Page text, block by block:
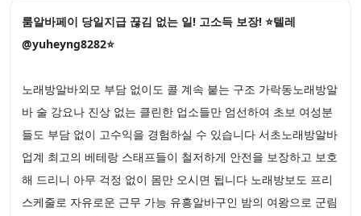
룸알바페이 당일지급 끊김 없는 일! 고소득 보장! ⭐텔레
@yuheyng8282⭐
노래방알바외모 부담 없이도 콜 계속 붙는 구조 가락동노래방알
바 술 강요나 진상 없는 클린한 업소들만 엄선하여 초보 여성분
들도 부담 없이 고수익을 경험하실 수 있습니다 서초노래방알바
업계 최고의 베테랑 스태프들이 철저하게 안전을 보장하고 보호
해 드리니 아무 걱정 없이 몸만 오시면 됩니다 노래방보도 프리
스케줄로 자유로운 근무 가능 유흥알바구인 밤의 여왕으로 군림